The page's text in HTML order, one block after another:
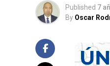
Published 7
By Oscar